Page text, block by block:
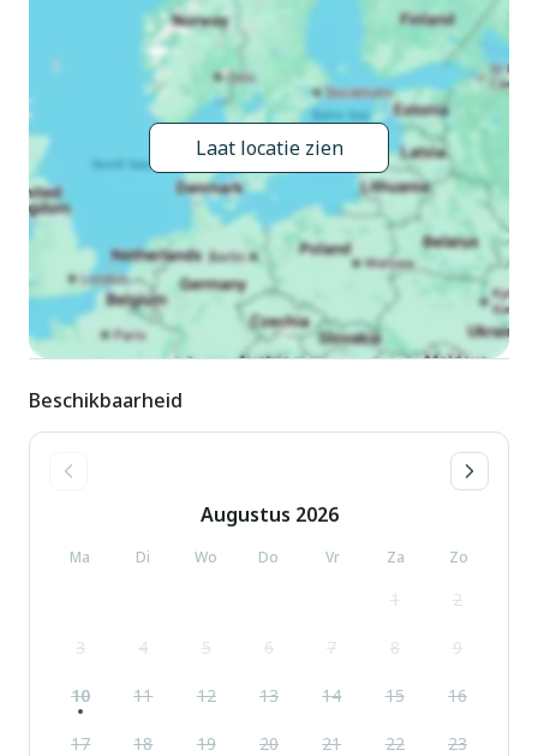
15.Sep.). Kinderzwembad, glijbaan, buitendouche, hot tub,
tafeltennis, kinderspeelplaats. In het complex: receptie,
restaurant, Internet (WiFi), sauna (extra). Massage (extra).
Spa centrum voor gezamenlijk gebruik (extra) tafeltennis,
winkel, wasmachine (voor medegebruik, extra), fietsverhuur.
Ontbijt volpension half pension op verzoek (extra).
Supermarkt 3.3 km, bushalte 900 m, zandstrand 20 m.
Animatie. Geschikt voor families. Badmuts verplicht. During
the opening in winter (Dec. 6th 2024-March 31st 2025) only
the Spa will be open (in March only during the weekend).
Next restaurant just opposite in the nearby hotel (same
owner).
Laat locatie zien
Beschikbaarheid
Augustus 2026
Ma Di Wo Do Vr Za Zo
1 2
3 4 5 6 7 8 9
10 11 12 13 14 15 16
17 18 19 20 21 22 23